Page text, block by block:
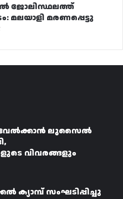
ജോലിസ്ഥലത്ത്
മലയാളി മരണപ്പെട്ടു
ലുസൈൽ
വിവരങ്ങളും
ക്യാമ്പ് സംഘടിപ്പിച്ചു